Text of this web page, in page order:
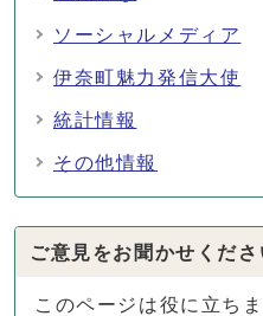
ソーシャルメディア
伊奈町魅力発信大使
統計情報
その他情報
ご意見をお聞かせくださ
このページは役に立ち